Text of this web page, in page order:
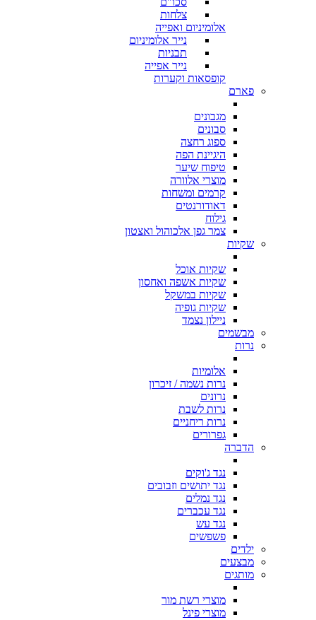
צלחות
אלומיניום ואפייה
נייר אלומיניום
תבניות
נייר אפייה
קופסאות וקערות
פארם
מגבונים
סבונים
ספוג רחצה
היגיינת הפה
טיפוח שיער
מוצרי אלוורה
קרמים ומשחות
דאודורנטים
גילוח
צמר גפן אלכוהול ואצטון
שקיות
שקיות אוכל
שקיות אשפה ואחסון
שקיות במשקל
שקיות גופיה
ניילון נצמד
מבשמים
נרות
אלומיות
נרות נשמה / זיכרון
נרונים
נרות לשבת
נרות ריחניים
גפרורים
הדברה
נגד ג'וקים
נגד יתושים וזבובים
נגד נמלים
נגד עכברים
נגד עש
פשפשים
ילדים
מבצעים
מותגים
מוצרי רשת מור
מוצרי פינל